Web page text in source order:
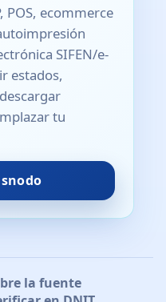
POS, ecommerce
SIFEN/e-
estados,
tu
la fuente